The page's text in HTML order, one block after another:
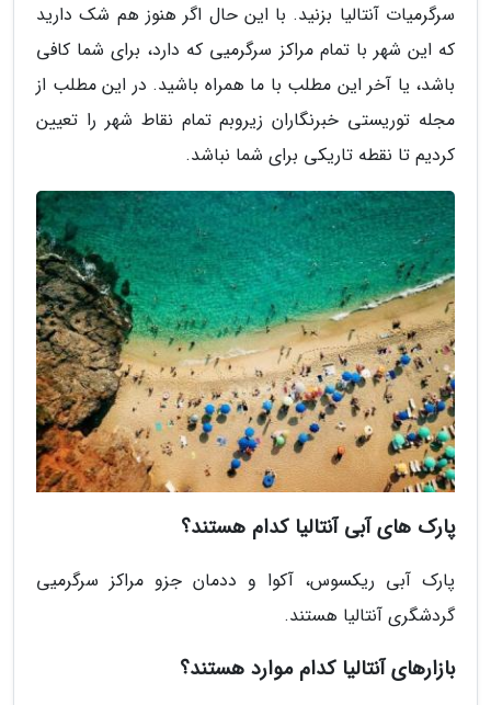
سرگرمیات آنتالیا بزنید. با این حال اگر هنوز هم شک دارید
که این شهر با تمام مراکز سرگرمیی که دارد، برای شما کافی
باشد، یا آخر این مطلب با ما همراه باشید. در این مطلب از
مجله توریستی خبرنگاران زیروبم تمام نقاط شهر را تعیین
کردیم تا نقطه تاریکی برای شما نباشد.
پارک های آبی آنتالیا کدام هستند؟
پارک آبی ریکسوس، آکوا و ددمان جزو مراکز سرگرمیی
گردشگری آنتالیا هستند.
بازارهای آنتالیا کدام موارد هستند؟